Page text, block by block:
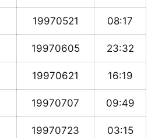
19970521 08:17
19970605 23:32
19970621 16:19
19970707 09:49
19970723 03:15